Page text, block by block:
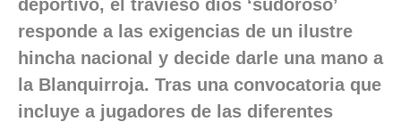
deportivo, el travieso dios ‘sudoroso’
responde a las exigencias de un ilustre
hincha nacional y decide darle una mano a
la Blanquirroja. Tras una convocatoria que
incluye a jugadores de las diferentes